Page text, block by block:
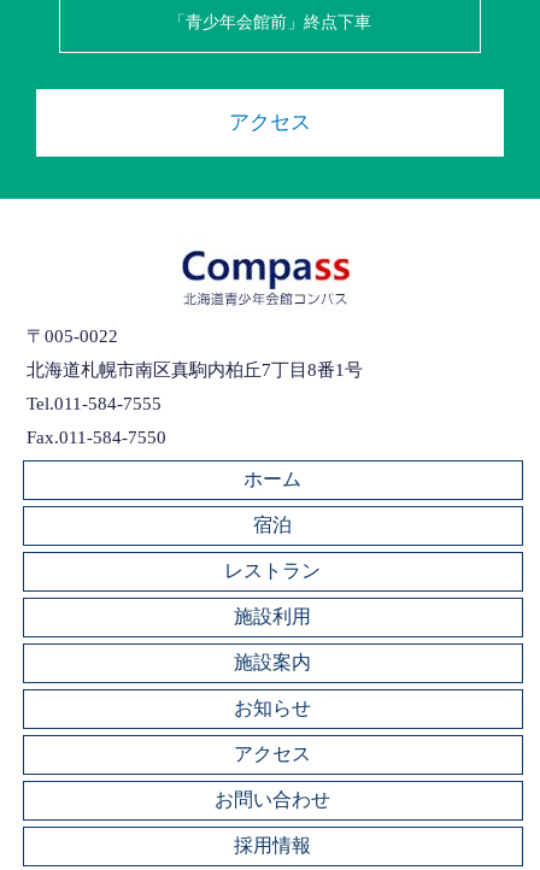
「青少年会館前」終点下車
アクセス
〒005-0022
北海道札幌市南区真駒内柏丘7丁目8番1号
Tel.011-584-7555
Fax.011-584-7550
ホーム
宿泊
レストラン
施設利用
施設案内
お知らせ
アクセス
お問い合わせ
採用情報